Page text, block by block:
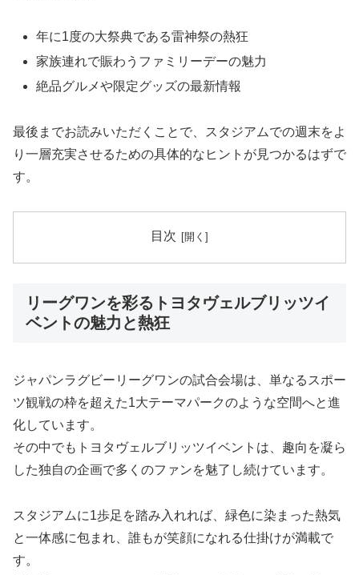
年に1度の大祭典である雷神祭の熱狂
家族連れで賑わうファミリーデーの魅力
絶品グルメや限定グッズの最新情報
最後までお読みいただくことで、スタジアムでの週末をよ
り一層充実させるための具体的なヒントが見つかるはずで
す。
目次
リーグワンを彩るトヨタヴェルブリッツイ
ベントの魅力と熱狂
ジャパンラグビーリーグワンの試合会場は、単なるスポー
ツ観戦の枠を超えた1大テーマパークのような空間へと進
化しています。
その中でもトヨタヴェルブリッツイベントは、趣向を凝ら
した独自の企画で多くのファンを魅了し続けています。
スタジアムに1歩足を踏み入れれば、緑色に染まった熱気
と一体感に包まれ、誰もが笑顔になれる仕掛けが満載で
す。